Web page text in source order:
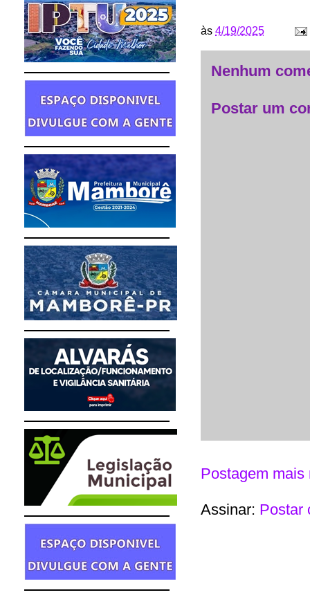
às 4/19/2025
Nenhum
Postar um
Postagem mais
Assinar: Postar